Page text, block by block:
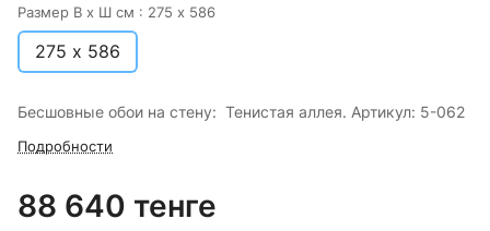
Размер В х Ш см : 275 х 586
275 х 586
Бесшовные обои на стену: Тенистая аллея. Артикул: 5-062
Подробности
88 640 тенге